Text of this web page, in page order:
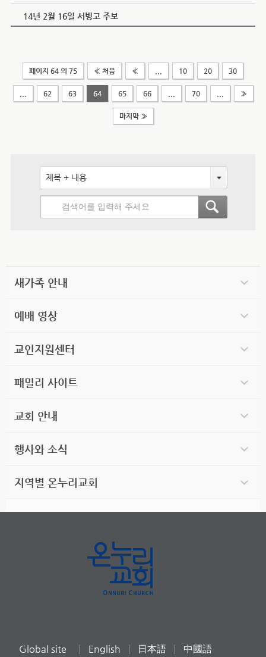
14년 2월 16일 서빙고 주보
페이지 64 의 75 « 처음 « 10 20 30
62 63 64 65 66 70 »
마지막 »
제목 + 내용
새가족 안내
예배 영상
교인지원센터
패밀리 사이트
교회 안내
행사와 소식
지역별 온누리교회
Global site English 日本語 中國語